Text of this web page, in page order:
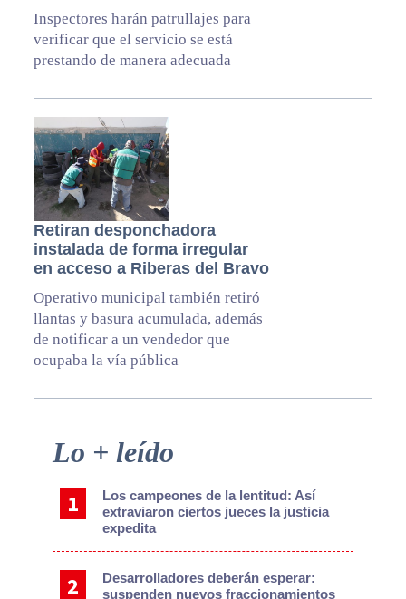
Inspectores harán patrullajes para
verificar que el servicio se está
prestando de manera adecuada
Retiran desponchadora
instalada de forma irregular
en acceso a Riberas del Bravo
Operativo municipal también retiró
llantas y basura acumulada, además
de notificar a un vendedor que
ocupaba la vía pública
Primary
Lo + leído
Los campeones de la lentitud: Así
extraviaron ciertos jueces la justicia
expedita
Desarrolladores deberán esperar:
suspenden nuevos fraccionamientos